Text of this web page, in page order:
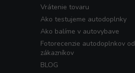
Vrátenie tovaru
Ako testujeme autodoplnky
Ako balíme v autovybave
Fotorecenzie autodoplnkov od
zákazníkov
BLOG